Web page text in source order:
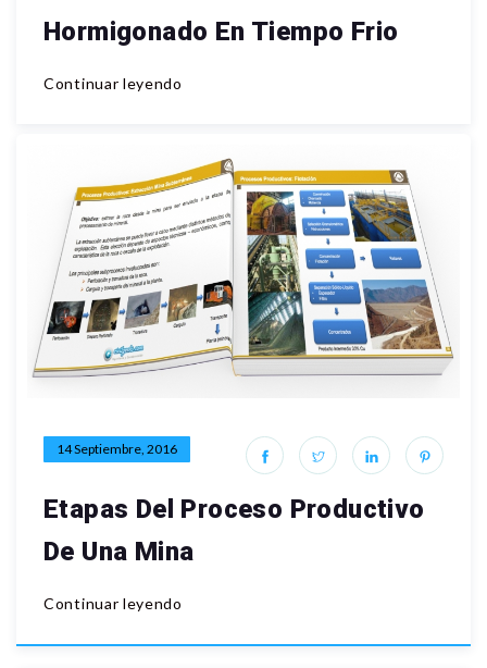
Hormigonado En Tiempo Frio
Continuar leyendo
14 Septiembre, 2016
Etapas Del Proceso Productivo
De Una Mina
Continuar leyendo